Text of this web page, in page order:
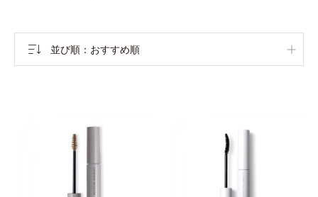
並び順 おすすめ順